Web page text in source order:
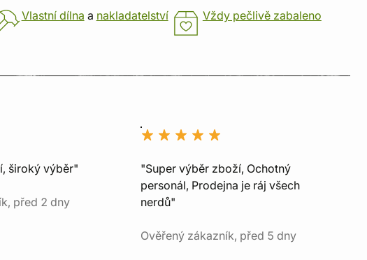
Vlastní dílna a nakladatelství Vždy pečlivě zabaleno
široký výběr"
před 2 dny
"Super výběr zboží, Ochotný
personál, Prodejna je ráj všech
nerdů"
Ověřený zákazník, před 5 dny